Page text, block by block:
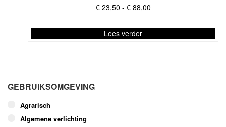
€23,50 - €88,00Prijsklasse:
tot
€ 88,00
Lees verder
variaties.
optie
kan
GEBRUIKSOMGEVING
Agrarisch
Algemene verlichting